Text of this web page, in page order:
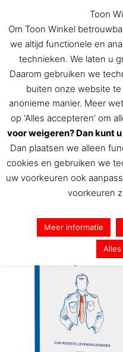
inhoud
De Toon
3D Toon – Wijs
DoorToon Hermans/31
Toon
Om Toon Winkel
we altijd functionele en
technieken. We laten u
Daarom gebruiken we
buiten onze website
anonieme manier. Meer
op 'Alles accepteren' om
voor weigeren? Dan kunt
Dan plaatsen we alleen
cookies en gebruiken we
uw voorkeuren ook
voorkeuren
Meer informatie